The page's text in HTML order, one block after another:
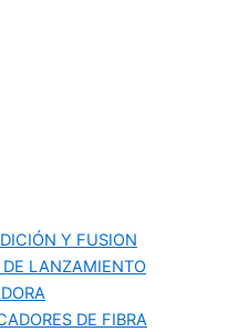
Y FUSION
DE LANZAMIENTO
DE FIBRA